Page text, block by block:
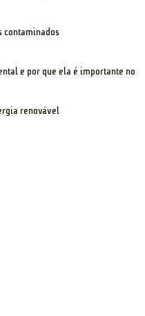
contaminados
e por que ela é importante no
renovável